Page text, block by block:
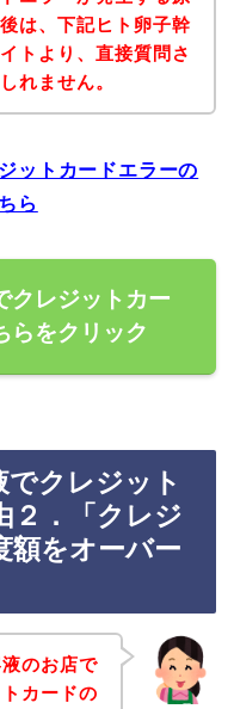
は、下記ヒト卵子幹
トより、直接質問さ
れません。
ットカードエラーの
ら
クレジットカー
らをクリック
でクレジット
２．「クレジ
額をオーバー
のお店で
カードの